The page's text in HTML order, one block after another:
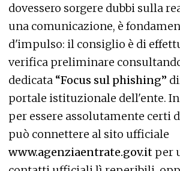
dovessero sorgere dubbi sulla
una comunicazione, è
d'impulso: il consiglio è di
verifica preliminare
dedicata “Focus sul phishing”
portale istituzionale dell'ente.
per essere assolutamente certi
può connettere al sito ufficiale
www.agenziaentrate.gov.it per